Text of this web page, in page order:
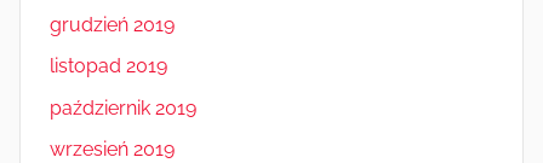
grudzień 2019
listopad 2019
październik 2019
wrzesień 2019